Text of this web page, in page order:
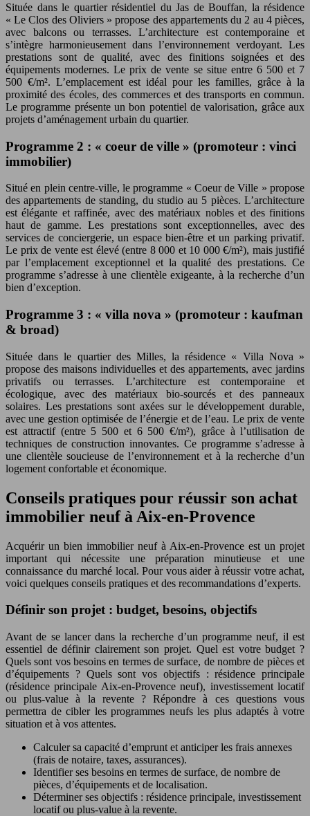
Située dans le quartier résidentiel du Jas de Bouffan, la résidence
« Le Clos des Oliviers » propose des appartements du 2 au 4 pièces,
avec balcons ou terrasses. L’architecture est contemporaine et
s’intègre harmonieusement dans l’environnement verdoyant. Les
prestations sont de qualité, avec des finitions soignées et des
équipements modernes. Le prix de vente se situe entre 6 500 et 7
500 €/m². L’emplacement est idéal pour les familles, grâce à la
proximité des écoles, des commerces et des transports en commun.
Le programme présente un bon potentiel de valorisation, grâce aux
projets d’aménagement urbain du quartier.
Programme 2 : « coeur de ville » (promoteur : vinci
immobilier)
Situé en plein centre-ville, le programme « Coeur de Ville » propose
des appartements de standing, du studio au 5 pièces. L’architecture
est élégante et raffinée, avec des matériaux nobles et des finitions
haut de gamme. Les prestations sont exceptionnelles, avec des
services de conciergerie, un espace bien-être et un parking privatif.
Le prix de vente est élevé (entre 8 000 et 10 000 €/m²), mais justifié
par l’emplacement exceptionnel et la qualité des prestations. Ce
programme s’adresse à une clientèle exigeante, à la recherche d’un
bien d’exception.
Programme 3 : « villa nova » (promoteur : kaufman
& broad)
Située dans le quartier des Milles, la résidence « Villa Nova »
propose des maisons individuelles et des appartements, avec jardins
privatifs ou terrasses. L’architecture est contemporaine et
écologique, avec des matériaux bio-sourcés et des panneaux
solaires. Les prestations sont axées sur le développement durable,
avec une gestion optimisée de l’énergie et de l’eau. Le prix de vente
est attractif (entre 5 500 et 6 500 €/m²), grâce à l’utilisation de
techniques de construction innovantes. Ce programme s’adresse à
une clientèle soucieuse de l’environnement et à la recherche d’un
logement confortable et économique.
Conseils pratiques pour réussir son achat
immobilier neuf à Aix-en-Provence
Acquérir un bien immobilier neuf à Aix-en-Provence est un projet
important qui nécessite une préparation minutieuse et une
connaissance du marché local. Pour vous aider à réussir votre achat,
voici quelques conseils pratiques et des recommandations d’experts.
Définir son projet : budget, besoins, objectifs
Avant de se lancer dans la recherche d’un programme neuf, il est
essentiel de définir clairement son projet. Quel est votre budget ?
Quels sont vos besoins en termes de surface, de nombre de pièces et
d’équipements ? Quels sont vos objectifs : résidence principale
(résidence principale Aix-en-Provence neuf), investissement locatif
ou plus-value à la revente ? Répondre à ces questions vous
permettra de cibler les programmes neufs les plus adaptés à votre
situation et à vos attentes.
Calculer sa capacité d’emprunt et anticiper les frais annexes
(frais de notaire, taxes, assurances).
Identifier ses besoins en termes de surface, de nombre de
pièces, d’équipements et de localisation.
Déterminer ses objectifs : résidence principale, investissement
locatif ou plus-value à la revente.